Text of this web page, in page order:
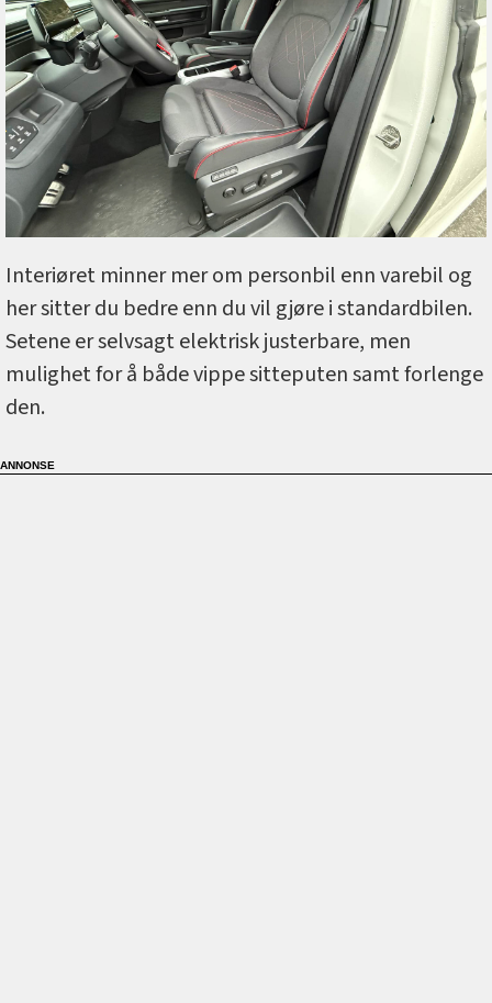
Interiøret minner mer om personbil enn varebil og
her sitter du bedre enn du vil gjøre i standardbilen.
Setene er selvsagt elektrisk justerbare, men
mulighet for å både vippe sitteputen samt forlenge
den.